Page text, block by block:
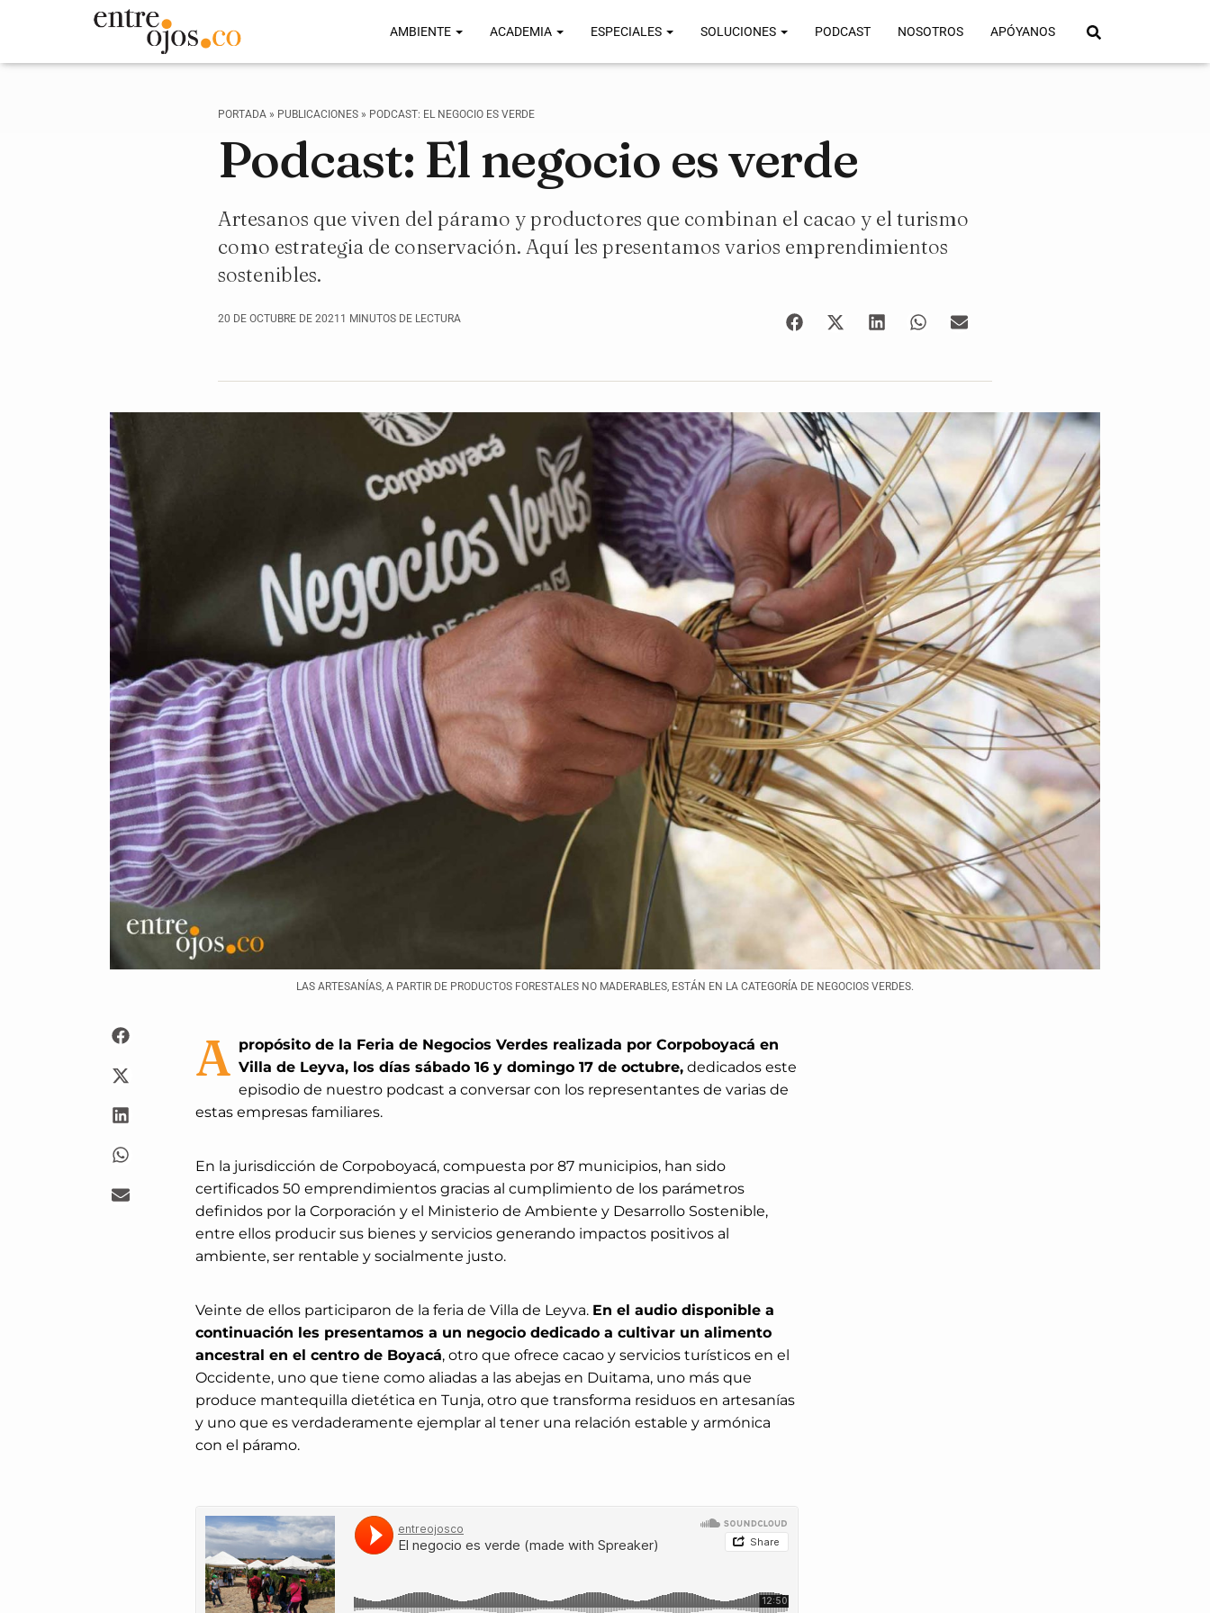
AMBIENTE ACADEMIA ESPECIALES SOLUCIONES PODCAST NOSOTROS APÓYANOS
PORTADA » PUBLICACIONES » PODCAST: EL NEGOCIO ES VERDE
Podcast: El negocio es verde
Artesanos que viven del páramo y productores que combinan el cacao y el turismo
como estrategia de conservación. Aquí les presentamos varios emprendimientos
sostenibles.
20 DE OCTUBRE DE 2021 1 MINUTOS DE LECTURA
LAS ARTESANÍAS, A PARTIR DE PRODUCTOS FORESTALES NO MADERABLES, ESTÁN EN LA CATEGORÍA DE NEGOCIOS VERDES.
A propósito de la Feria de Negocios Verdes realizada por Corpoboyacá en
Villa de Leyva, los días sábado 16 y domingo 17 de octubre,dedicados este
episodio de nuestro podcast a conversar con los representantes de varias de
estas empresas familiares.
En la jurisdicción de Corpoboyacá, compuesta por 87 municipios, han sido
certificados 50 emprendimientos gracias al cumplimiento de los parámetros
definidos por la Corporación y el Ministerio de Ambiente y Desarrollo Sostenible,
entre ellos producir sus bienes y servicios generando impactos positivos al
ambiente, ser rentable y socialmente justo.
Veinte de ellos participaron de la feria de Villa de Leyva. En el audio disponible a
continuación les presentamos a un negocio dedicado a cultivar un alimento
ancestral en el centro de Boyacá, otro que ofrece cacao y servicios turísticos en el
Occidente, uno que tiene como aliadas a las abejas en Duitama, uno más que
produce mantequilla dietética en Tunja, otro que transforma residuos en artesanías
y uno que es verdaderamente ejemplar al tener una relación estable y armónica
con el páramo.